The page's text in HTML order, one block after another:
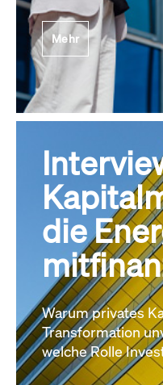
Mehr
die
Warum privates
Transformation
welche Rolle